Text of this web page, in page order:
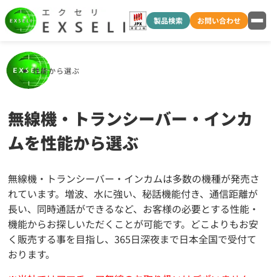
製品検索 お問い合わせ
性能から選ぶ
無線機・トランシーバー・インカ
ムを性能から選ぶ
無線機・トランシーバー・インカムは多数の機種が発売さ
れています。増波、水に強い、秘話機能付き、通信距離が
長い、同時通話ができるなど、お客様の必要とする性能・
機能からお探しいただくことが可能です。どこよりもお安
く販売する事を目指し、365日深夜まで日本全国で受付て
おります。